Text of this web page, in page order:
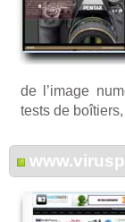
de l’image
tests de